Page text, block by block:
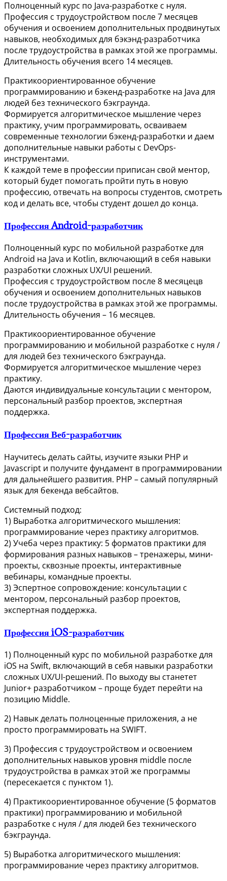
Полноценный курс по Java-разработке с нуля.
Профессия с трудоустройством после 7 месяцев
обучения и освоением дополнительных продвинутых
навыков, необходимых для бэкэнд-разработчика
после трудоустройства в рамках этой же программы.
Длительность обучения всего 14 месяцев.
Практикоориентированное обучение
программированию и бэкенд-разработке на Java для
людей без технического бэкграунда.
Формируется алгоритмическое мышление через
практику, учим программировать, осваиваем
современные технологии бэкенд-разработки и даем
дополнительные навыки работы с DevOps-
инструментами.
К каждой теме в профессии приписан свой ментор,
который будет помогать пройти путь в новую
профессию, отвечать на вопросы студентов, смотреть
код и делать все, чтобы студент дошел до конца.
Профессия Android-разработчик
Полноценный курс по мобильной разработке для
Android на Java и Kotlin, включающий в себя навыки
разработки сложных UX/UI решений.
Профессия с трудоустройством после 8 месяцецв
обучения и освоением дополнительных навыков
после трудоустройства в рамках этой же программы.
Длительность обучения – 16 месяцев.
Практикоориентированное обучение
программированию и мобильной разработке с нуля /
для людей без технического бэкграунда.
Формируется алгоритмическое мышление через
практику.
Даются индивидуальные консультации с ментором,
персональный разбор проектов, экспертная
поддержка.
Профессия Веб-разработчик
Научитесь делать сайты, изучите языки PHP и
Javascript и получите фундамент в программировании
для дальнейшего развития. PHP – самый популярный
язык для бекенда вебсайтов.
Системный подход:
1) Выработка алгоритмического мышления:
программирование через практику алгоритмов.
2) Учеба через практику: 5 форматов практики для
формирования разных навыков – тренажеры, мини-
проекты, сквозные проекты, интерактивные
вебинары, командные проекты.
3) Эспертное сопровождение: консультации с
ментором, персональный разбор проектов,
экспертная поддержка.
Профессия iOS-разработчик
1) Полноценный курс по мобильной разработке для
iOS на Swift, включающий в себя навыки разработки
сложных UX/UI-решений. По выходу вы станетет
Junior+ разработчиком – проще будет перейти на
позицию Middle.
2) Навык делать полноценные приложения, а не
просто программировать на SWIFT.
3) Профессия с трудоустройством и освоением
дополнительных навыков уровня middle после
трудоустройства в рамках этой же программы
(пересекается с пунктом 1).
4) Практикоориентированное обучение (5 форматов
практики) программированию и мобильной
разработке с нуля / для людей без технического
бэкграунда.
5) Выработка алгоритмического мышления:
программирование через практику алгоритмов.